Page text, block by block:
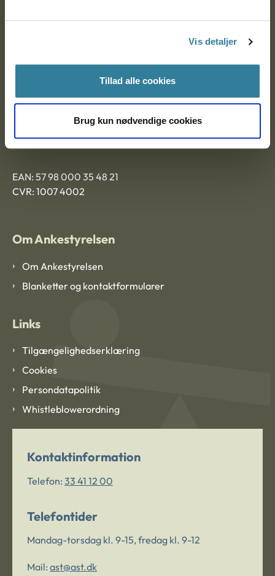
Vis detaljer
Tillad alle cookies
Brug kun nødvendige cookies
Ankestyrelsen København
EAN: 57 98 000 35 48 21
CVR: 1007 4002
Om Ankestyrelsen
Om Ankestyrelsen
Blanketter og kontaktformularer
Links
Tilgængelighedserklæring
Cookies
Persondatapolitik
Whistleblowerordning
Kontaktinformation
Telefon: 33 41 12 00
Telefontider
Mandag-torsdag kl. 9-15, fredag kl. 9-12
Mail: ast@ast.dk